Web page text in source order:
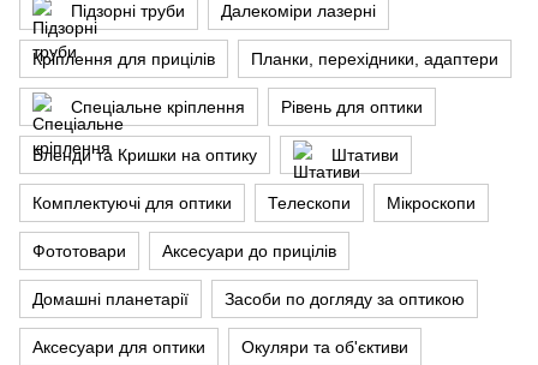
Підзорні труби Далекоміри лазерні
Кріплення для прицілів Планки, перехідники, адаптери
Спеціальне кріплення Рівень для оптики
Бленди та Кришки на оптику Штативи
Комплектуючі для оптики Телескопи Мікроскопи
Фототовари Аксесуари до прицілів
Домашні планетарії Засоби по догляду за оптикою
Аксесуари для оптики Окуляри та об'єктиви